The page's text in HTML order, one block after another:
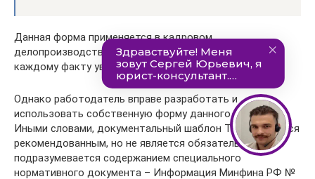
Данная форма применяется в кадровом
делопроизводстве и бухучете. Она оформляется по
каждому факту увольнения наемного работника.
Однако работодатель вправе разработать и
использовать собственную форму данного документа.
Иными словами, документальный шаблон Т-61 считается
рекомендованным, но не является обязательным. Это
подразумевается содержанием специального
нормативного документа – Информация Минфина РФ №